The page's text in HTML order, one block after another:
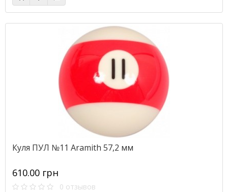
Куля ПУЛ №11 Aramith 57,2 мм
610.00 грн
0 отзывов